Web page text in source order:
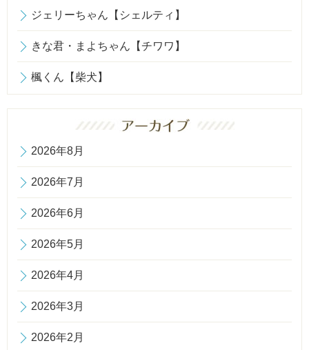
ジェリーちゃん【シェルティ】
きな君・まよちゃん【チワワ】
楓くん【柴犬】
2026年8月
2026年7月
2026年6月
2026年5月
2026年4月
2026年3月
2026年2月